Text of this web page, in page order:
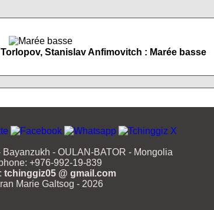
Stanislav Anfimovitch : Marée basse
Bayanzukh - OULAN-BATOR - Mongolia
+976-992-19-839
tchinggiz05 @ gmail.com
Marie Galtsog - 2026